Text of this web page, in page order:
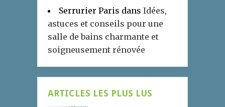
Serrurier Paris dans Idées,
astuces et conseils pour une
salle de bains charmante et
soigneusement rénovée
ARTICLES LES PLUS LUS